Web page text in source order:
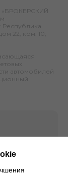
«БРОКЕРСКИЙ
Республика
22, ком. 10;
автомобилей